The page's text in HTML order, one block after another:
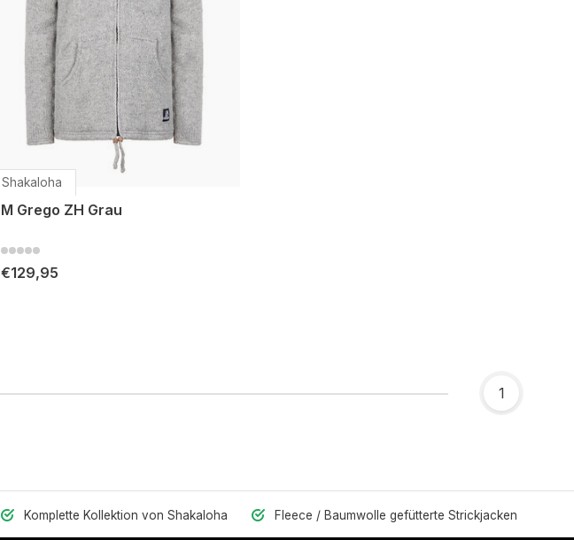
Shakaloha
M Grego ZH Grau
€129,95
1
Komplette Kollektion von Shakaloha Fleece / Baumwolle gefütterte Strickjacken